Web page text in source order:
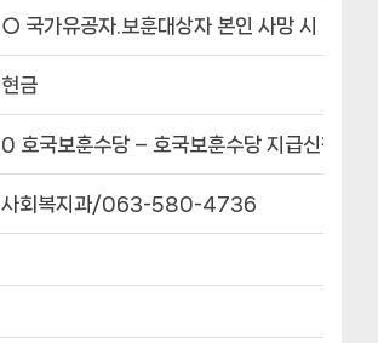
○ 국가유공자.보훈대상자 본인 사망 시 그 유
현금
0 호국보훈수당 – 호국보훈수당 지급신청서
사회복지과/063-580-4736